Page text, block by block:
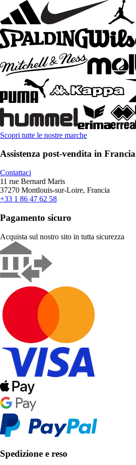
Scopri tutte le nostre marche
Assistenza post-vendita in Francia
Contattaci
11 rue Bernard Maris
37270 Montlouis-sur-Loire, Francia
+33 1 86 47 62 58
Pagamento sicuro
Acquista sul nostro sito in tutta sicurezza
Spedizione e reso